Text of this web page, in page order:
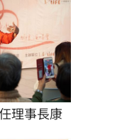
理事長康